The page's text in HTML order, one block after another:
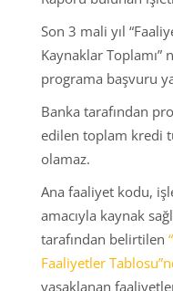
Son 3 mali yıl
Kaynaklar
programa başvuru
Banka tarafından
edilen toplam kredi
olamaz.
Ana faaliyet kodu,
amacıyla kaynak
tarafından belirtilen
Faaliyetler
yasaklanan